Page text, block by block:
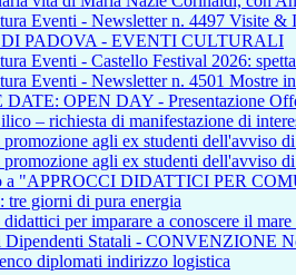
Eventi - Newsletter n. 4497 Visite &
PADOVA - EVENTI CULTURALI
Eventi - Castello Festival 2026:
Eventi - Newsletter n. 4501 Mostre
OPEN DAY - Presentazione
– richiesta di manifestazione di
agli ex studenti dell'avviso
agli ex studenti dell'avviso
a "APPROCCI DIDATTICI PER
tre giorni di pura energia
per imparare a conoscere il mare
Dipendenti Statali - CONVENZIONE
diplomati indirizzo logistica